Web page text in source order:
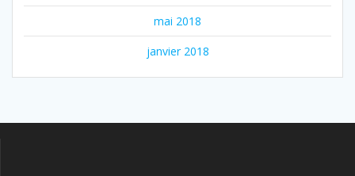
mai 2018
janvier 2018